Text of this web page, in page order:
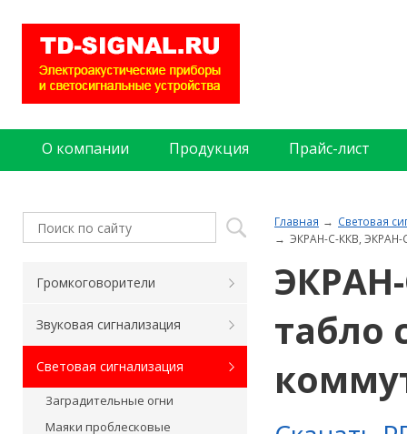
О компании Продукция Прайс-лист
Главная
Световая
ЭКРАН-С-ККВ,
табло
Громкоговорители
Звуковая сигнализация
Световая сигнализация
Заградительные огни
Маяки проблесковые